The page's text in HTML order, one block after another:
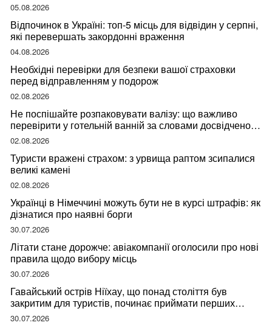
05.08.2026
Відпочинок в Україні: топ-5 місць для відвідин у серпні,
які перевершать закордонні враження
04.08.2026
Необхідні перевірки для безпеки вашої страховки
перед відправленням у подорож
02.08.2026
Не поспішайте розпаковувати валізу: що важливо
перевірити у готельній ванній за словами досвідченої
мандрівниці
02.08.2026
Туристи вражені страхом: з урвища раптом зсипалися
великі камені
02.08.2026
Українці в Німеччині можуть бути не в курсі штрафів: як
дізнатися про наявні борги
30.07.2026
Літати стане дорожче: авіакомпанії оголосили про нові
правила щодо вибору місць
30.07.2026
Гавайський острів Ніїхау, що понад століття був
закритим для туристів, починає приймати перших
відвідувачів
30.07.2026